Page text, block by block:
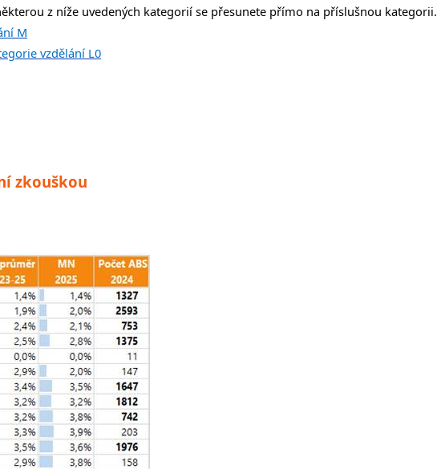
z níže uvedených kategorií se přesunete přímo na příslušnou kategorii.
M
vzdělání L0
zkouškou